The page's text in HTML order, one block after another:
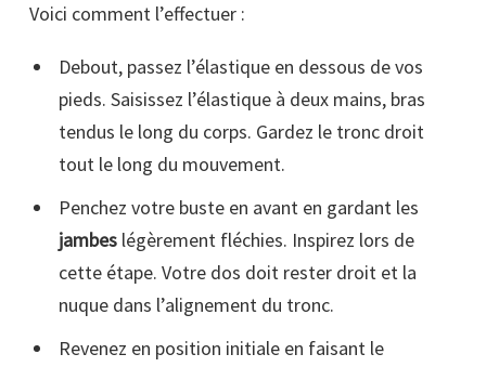
Voici comment l’effectuer :
Debout, passez l’élastique en dessous de vos
pieds. Saisissez l’élastique à deux mains, bras
tendus le long du corps. Gardez le tronc droit
tout le long du mouvement.
Penchez votre buste en avant en gardant les
jambeslégèrement fléchies. Inspirez lors de
cette étape. Votre dos doit rester droit et la
nuque dans l’alignement du tronc.
Revenez en position initiale en faisant le